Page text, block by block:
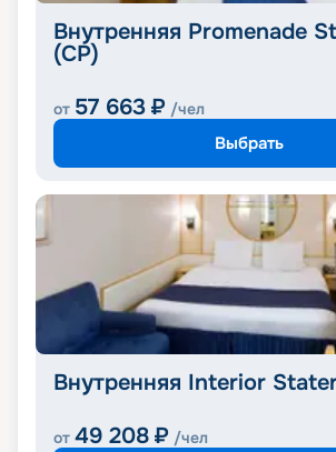
Внутренняя Promenade
(CP)
от 57 663 ₽ /чел
Выбрать
Внутренняя Interior
от 49 208 ₽ /чел